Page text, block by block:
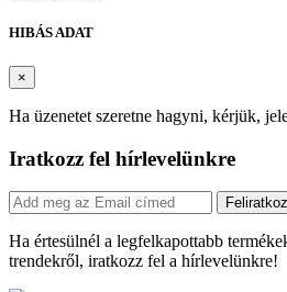
HIBÁS ADAT
×
Ha üzenetet szeretne hagyni, kérjük,
Iratkozz fel hírlevelünkre
Ha értesülnél a legfelkapottabb
trendekről, iratkozz fel a hírlevelünkre!